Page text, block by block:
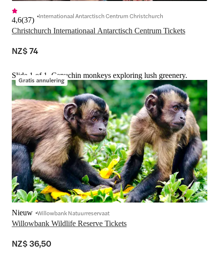
Christchurch Internationaal Antarctisch Centrum Tickets
4,6(37) Internationaal Antarctisch Centrum Christchurch
NZ$ 74
Gratis annulering
Slide 1 of 1, Capuchin monkeys exploring lush greenery.
Willowbank Wildlife Reserve Tickets
Nieuw Willowbank Natuurreservaat
NZ$ 36,50